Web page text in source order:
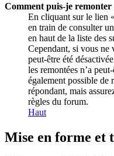
Comment puis-je remonter
En cliquant sur le lien
en train de consulter
en haut de la liste des
Cependant, si vous ne
peut-être été
les remontées n’a
également possible de
répondant, mais
règles du forum.
Haut
Mise en forme et